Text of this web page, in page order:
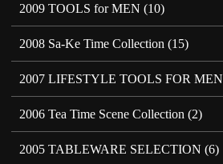
2009 TOOLS for MEN (10)
2008 Sa-Ke Time Collection (15)
2007 LIFESTYLE TOOLS FOR MEN
2006 Tea Time Scene Collection (2)
2005 TABLEWARE SELECTION (6)